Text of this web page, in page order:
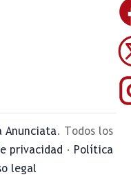
Anunciata. Todos los
privacidad · Política
legal